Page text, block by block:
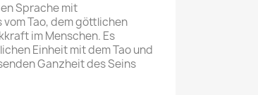
Sprache mit
Tao, dem göttlichen
im Menschen. Es
Einheit mit dem Tao und
Ganzheit des Seins